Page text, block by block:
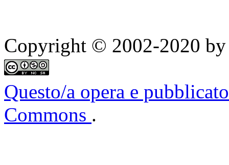
Copyright © 2002-2020 by
Questo/a opera e
Commons .